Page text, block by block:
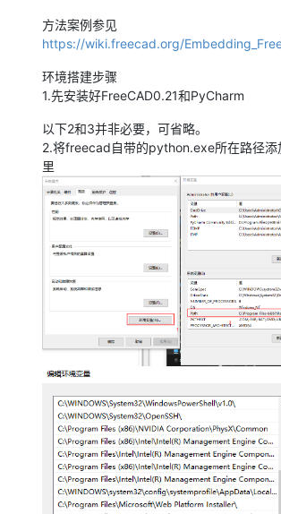
方法案例参见
https://wiki.freecad.org/
环境搭建步骤
1.先安装好FreeCAD0.21和PyCharm
以下2和3并非必要，可省略。
2.将freecad自带的python.exe所在路径添
里